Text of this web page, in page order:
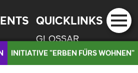
QUICKLINKS
GLOSSAR
MEDIEN
INITIATIVE "ERBEN FÜRS WOHNEN"